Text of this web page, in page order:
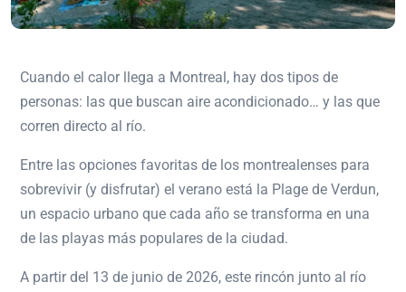
Cuando el calor llega a Montreal, hay dos tipos de
personas: las que buscan aire acondicionado… y las que
corren directo al río.
Entre las opciones favoritas de los montrealenses para
sobrevivir (y disfrutar) el verano está la Plage de Verdun,
un espacio urbano que cada año se transforma en una
de las playas más populares de la ciudad.
A partir del 13 de junio de 2026, este rincón junto al río